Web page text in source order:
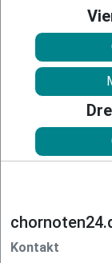
Kontakt